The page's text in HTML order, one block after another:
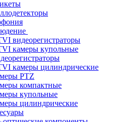
видеорегистраторы
камеры купольные
камеры цилиндрические
PTZ
компактные
купольные
цилиндрические